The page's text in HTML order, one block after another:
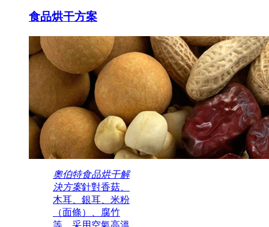
食品烘干方案
奧伯特食品烘干解
決方案針對香菇、
木耳、銀耳、米粉
（面條）、腐竹
等，采用空氣高溫